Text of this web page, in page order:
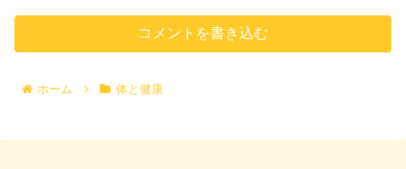
コメントを書き込む
ホーム 体と健康